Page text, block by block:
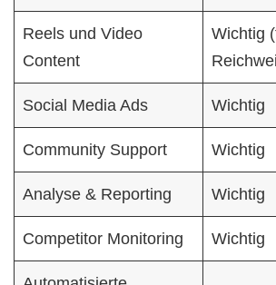
Reels und Video
Content
Wichtig
Social Media Ads Wichtig
Community Support Wichtig
Analyse & Reporting Wichtig
Competitor Monitoring Wichtig